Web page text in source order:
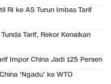
RI ke AS Turun Imbas Tarif
Tarif, Rekor Kenaikan
Impor China Jadi 125 Persen
'Ngadu' ke WTO